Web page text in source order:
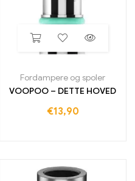
Fordampere og spoler
VOOPOO – DETTE HOVED
€13,90